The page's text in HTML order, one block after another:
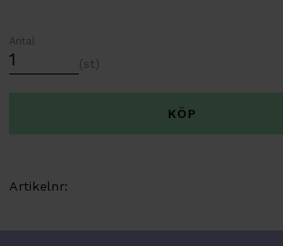
Antal
st
KÖP
Artikelnr